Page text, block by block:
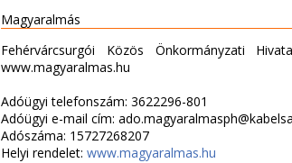
Magyaralmás
Fehérvárcsurgói Közös Önkormányzati
www.magyaralmas.hu
Adóügyi telefonszám: 3622296-801
Adóügyi e-mail cím:
Adószáma: 15727268207
Helyi rendelet: www.magyaralmas.hu